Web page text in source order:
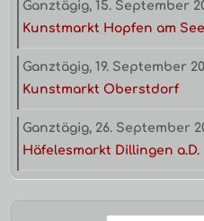
Ganztägig, 15. September
Kunstmarkt Hopfen am See
Ganztägig, 19. September
Kunstmarkt Oberstdorf
Ganztägig, 26. September
Häfelesmarkt Dillingen a.D.